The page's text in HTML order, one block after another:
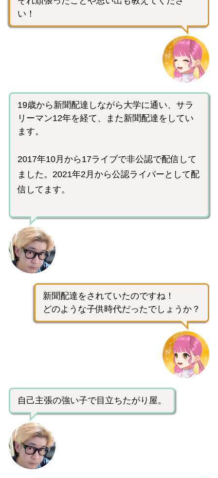
い！
19歳から新聞配達しながら大学に通い、サラ
リーマン12年を経て、また新聞配達をしてい
ます。
2017年10月から17ライブで非公認で配信して
ました。2021年2月から公認ライバーとして配
信してます。
新聞配達をされていたのですね！
どのような子供時代だったでしょうか？
自己主張の強い子で目立ちたがり屋。